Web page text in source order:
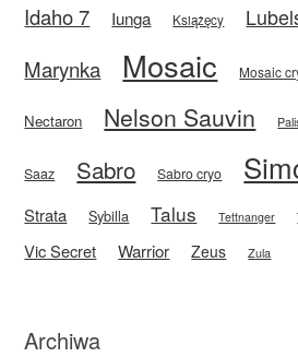
Idaho 7 Iunga Książęcy
Marynka
Mosaic Mosaic
Nectaron Nelson Sauvin
Saaz Sabro Sabro cryo
Strata Sybilla Talus Tettnanger
Vic Secret Warrior Zeus Zula
Archiwa